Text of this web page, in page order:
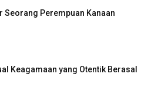
Seorang Perempuan Kanaan
Keagamaan yang Otentik Berasal